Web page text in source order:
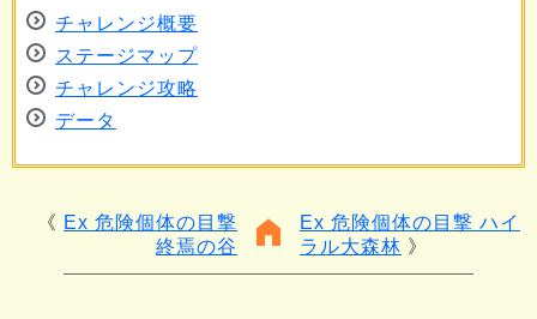
チャレンジ概要
ステージマップ
チャレンジ攻略
データ
Ex 危険個体の目撃
終焉の谷
Ex 危険個体の目撃 ハイ
ラル大森林